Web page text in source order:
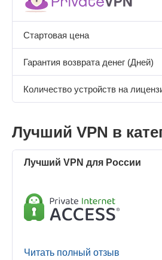
Стартовая цена
Гарантия возврата денег (Дней)
Количество устройств на
Лучший VPN в
Лучший VPN для России
Читать полный отзыв